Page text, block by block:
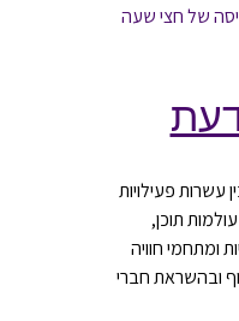
של חצי שעה
פעילויות
תוכן,
ומתחמי חוויה
ובהשראת חברי